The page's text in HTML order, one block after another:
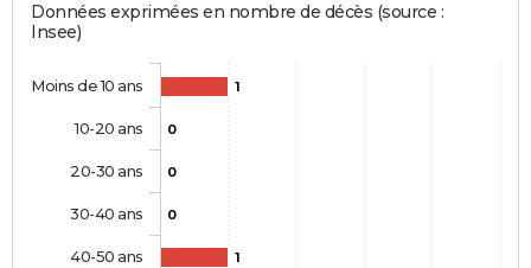
Données exprimées en nombre de décès (source :
Insee)
1
0
0
0
1
Moins de 10 ans
10-20 ans
20-30 ans
30-40 ans
40-50 ans